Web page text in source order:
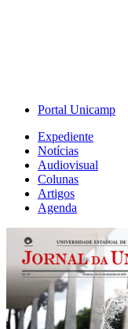
Portal Unicamp
Expediente
Notícias
Audiovisual
Colunas
Artigos
Agenda